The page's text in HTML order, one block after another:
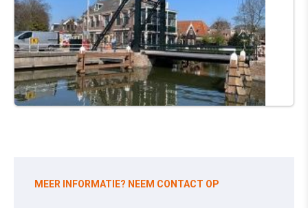
MEER INFORMATIE? NEEM CONTACT OP